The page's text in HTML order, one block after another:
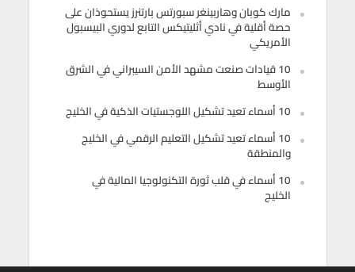
مارك كوبان وهاربينغر سبورتس بارتنرز يستحوذان على
حصة أقلية في نادي أثليتيكس التابع لدوري البيسبول
الأمريكي
10 قيادات صنعت مشهد الأمن السيبراني في الشرق
الأوسط
10 أسماء تعيد تشكيل اللوجستيات الذكية في الخليج
10 أسماء تعيد تشكيل التعليم الرقمي في الخليج
والمنطقة
10 أسماء في قلب ثورة التكنولوجيا المالية في
الخليج